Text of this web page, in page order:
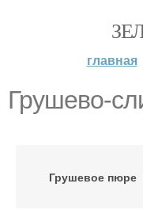
главная
Грушево-
Грушевое пюре